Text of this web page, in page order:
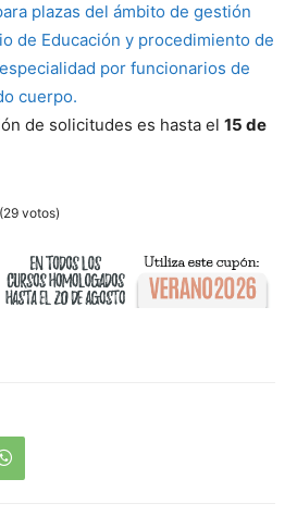
plazas del ámbito de gestión
de Educación y procedimiento de
por funcionarios de
cuerpo.
de solicitudes es hasta el 15 de
votos)